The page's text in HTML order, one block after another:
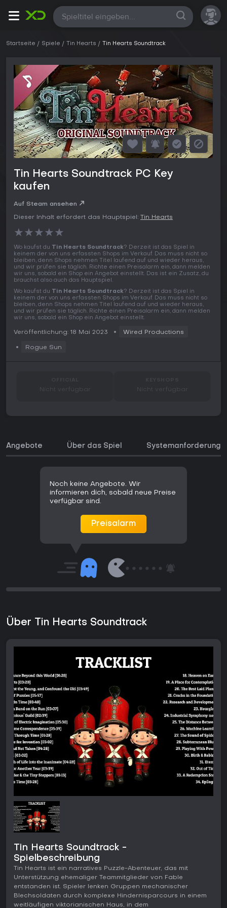
Alle
Startseite Spiele Tin Hearts Tin Hearts Soundtrack
Tin Hearts Soundtrack PC Key
kaufen
Auf Steam ansehen
Dieser Inhalt erfordert das Hauptspiel: Tin Hearts
★★★★★
Wo kaufst du Tin Hearts Soundtrack? Derzeit ist das Spiel in
keinem der von uns erfassten Shops im Verkauf. Das muss nicht so
bleiben, denn Shops nehmen Titel laufend auf und wieder heraus,
und wir prüfen sie täglich. Richte einen Preisalarm ein, dann melden
wir uns, sobald ein Shop ein Angebot einstellt. Das ist ein Zusatz, du
brauchst also auch das Hauptspiel.
Wo kaufst du Tin Hearts Soundtrack? Derzeit ist das Spiel in
keinem der von uns erfassten Shops im Verkauf. Das muss nicht so
bleiben, denn Shops nehmen Titel laufend auf und wieder heraus,
und wir prüfen sie täglich. Richte einen Preisalarm ein, dann melden
wir uns, sobald ein Shop ein Angebot einstellt.
Veröffentlichung: 18 Mai 2023 Wired Productions
Rogue Sun
Nicht verfügbar Nicht verfügbar
Angebote Über das Spiel
Noch keine Angebote. Wir
informieren dich, sobald neue Preise
verfügbar sind.
Preisalarm
Über Tin Hearts Soundtrack
Tin Hearts Soundtrack -
Spielbeschreibung
Tin Hearts ist ein narratives Puzzle-Abenteuer, das mit
Unterstützung ehemaliger Teammitglieder von Fable
entstanden ist. Spieler lenken Gruppen mechanischer
Blechsoldaten durch komplexe Hindernisparcours in einem
weitläufigen viktorianischen Haus, in dem